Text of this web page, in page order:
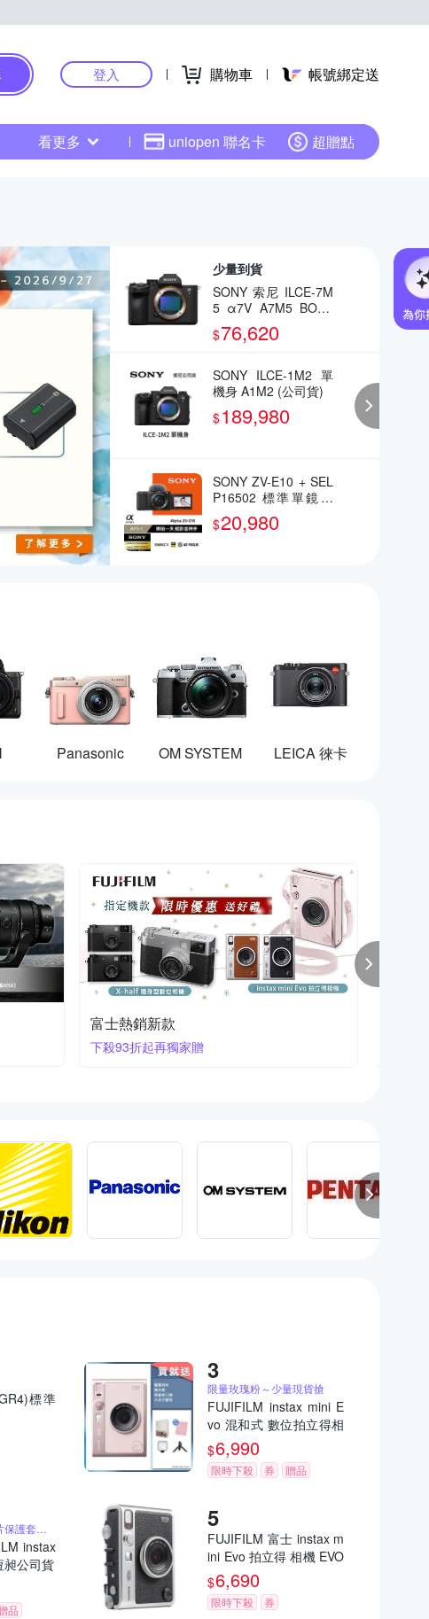
登入 購物車 帳號綁定送
看更多 uniopen 聯名卡 超贈點
少量到貨
SONY 索尼 ILCE-7M
5 α7V A7M5 BODY
全片幅相機(公司貨)
$76,620
SONY ILCE-1M2 單
機身 A1M2 (公司貨)
$189,980
SONY ZV-E10 + SEL
P16502 標準單鏡組
(公司貨)
$20,980
Panasonic OM SYSTEM LEICA 徠卡
富士熱銷新款
下殺93折起再獨家贈
標準
限量玫瑰粉～少量現貨搶
FUJIFILM instax mini E
vo 混和式 數位拍立得相
機 公司貨 EVO 玫瑰粉
$6,990
限時下殺 券 贈品
送原廠相本、相片保護套、原廠束口袋
instax
昶公司貨
品
FUJIFILM 富士 instax m
ini Evo 拍立得 相機 EVO
公司貨
$6,690
限時下殺 券